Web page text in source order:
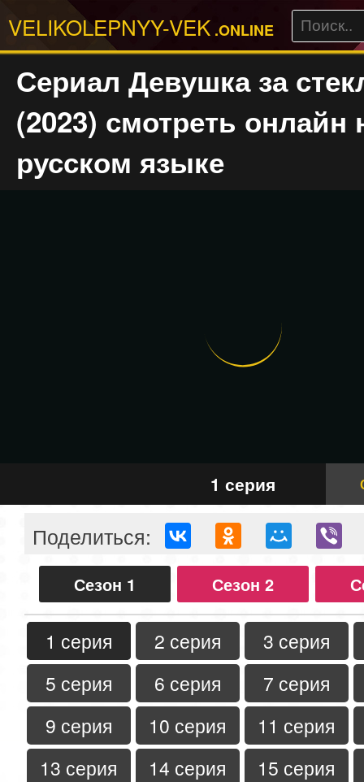
VELIKOLEPNYY-VEK .ONLINE
Сериал Девушка за
(2023) смотреть онлайн
русском языке
1 серия
Поделиться:
Сезон 1 Сезон 2
1 серия 2 серия
3 серия
5 серия
6 серия
7 серия
9 серия
10 серия
11 серия
13 серия
14 серия
15 серия